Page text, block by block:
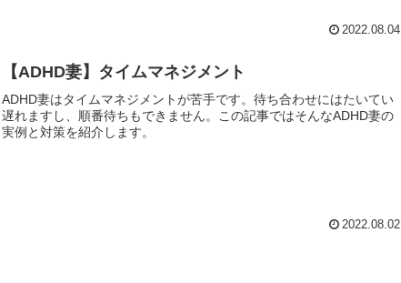
2022.08.04
【ADHD妻】タイムマネジメント
ADHD妻はタイムマネジメントが苦手です。待ち合わせにはたいてい
遅れますし、順番待ちもできません。この記事ではそんなADHD妻の
実例と対策を紹介します。
2022.08.02